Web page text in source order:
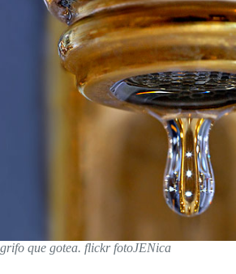
grifo que gotea. flickr fotoJENica